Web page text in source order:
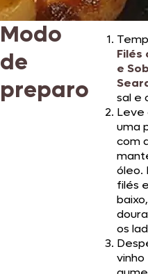
Modo
de
preparo
Filés
e
sal e
Leve
uma
com
óleo.
filés
os
vinho